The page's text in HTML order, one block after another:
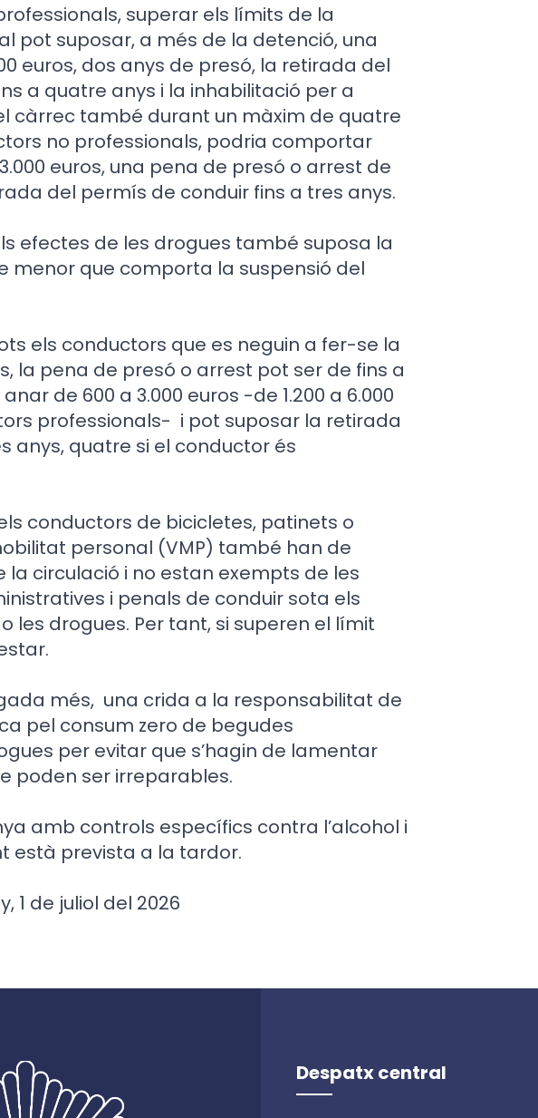
superar els límits de la
pot suposar, a més de la detenció, una
euros, dos anys de presó, la retirada del
a quatre anys i la inhabilitació per a
càrrec també durant un màxim de quatre
no professionals, podria comportar
euros, una pena de presó o arrest de
del permís de conduir fins a tres anys.
efectes de les drogues també suposa la
menor que comporta la suspensió del
els conductors que es neguin a fer-se la
la pena de presó o arrest pot ser de fins a
de 600 a 3.000 euros -de 1.200 a 6.000
professionals- i pot suposar la retirada
anys, quatre si el conductor és
conductors de bicicletes, patinets o
personal (VMP) també han de
la circulació i no estan exempts de les
i penals de conduir sota els
les drogues. Per tant, si superen el límit
més, una crida a la responsabilitat de
pel consum zero de begudes
per evitar que s’hagin de lamentar
poden ser irreparables.
amb controls específics contra l’alcohol i
està prevista a la tardor.
1 de juliol del 2026
Despatx central